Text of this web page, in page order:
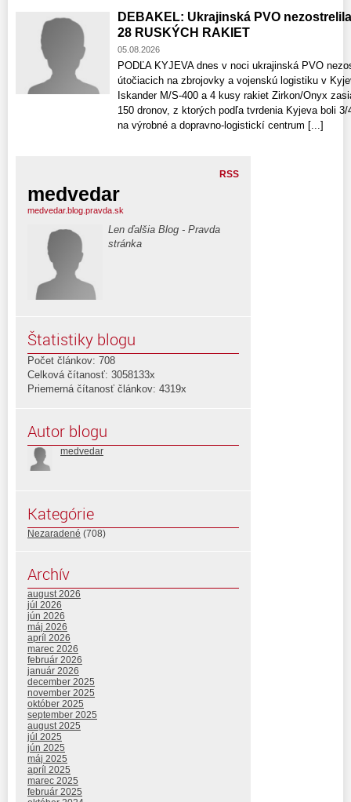
DEBAKEL: Ukrajinská PVO
28 RUSKÝCH RAKIET
05.08.2026
PODĽA KYJEVA dnes v noci ukrajinská PVO
útočiacich na zbrojovky a vojenskú logistiku v
Iskander M/S-400 a 4 kusy rakiet Zirkon/Onyx
150 dronov, z ktorých podľa tvrdenia Kyjeva boli
na výrobné a dopravno-logistickí centrum [...]
RSS
medvedar
medvedar.blog.pravda.sk
Len ďalšia Blog - Pravda
stránka
Štatistiky blogu
Počet článkov: 708
Celková čítanosť: 3058133x
Priemerná čítanosť článkov: 4319x
Autor blogu
medvedar
Kategórie
Nezaradené (708)
Archív
august 2026
júl 2026
jún 2026
máj 2026
apríl 2026
marec 2026
február 2026
január 2026
december 2025
november 2025
október 2025
september 2025
august 2025
júl 2025
jún 2025
máj 2025
apríl 2025
marec 2025
február 2025